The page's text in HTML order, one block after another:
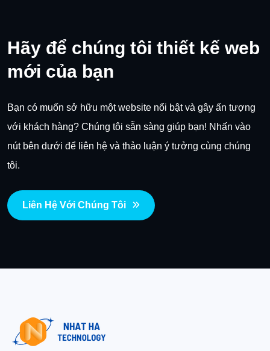
Hãy để chúng tôi thiết kế web
mới của bạn
Bạn có muốn sở hữu một website nổi bật và gây ấn tượng
với khách hàng? Chúng tôi sẵn sàng giúp bạn! Nhấn vào
nút bên dưới để liên hệ và thảo luận ý tưởng cùng chúng
tôi.
Liên Hệ Với Chúng Tôi